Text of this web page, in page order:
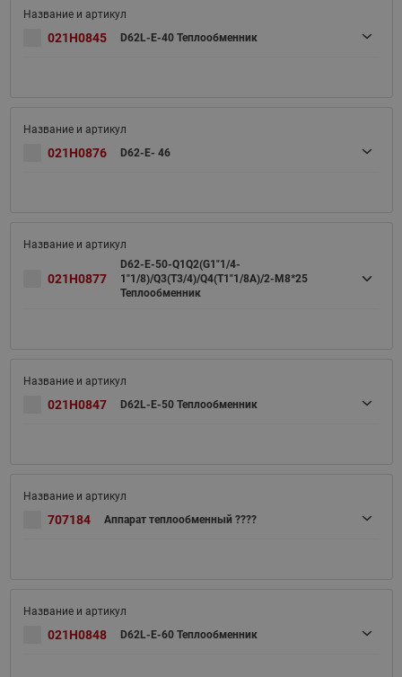
021H0845 D62L-E-40 Теплообменник
021H0876 D62-E- 46
021H0877
D62-E-50-Q1Q2(G1"1/4-
1"1/8)/Q3(T3/4)/Q4(T1"1/8A)/2-M8*25
Теплообменник
021H0847 D62L-E-50 Теплообменник
707184 Аппарат теплообменный ????
021H0848 D62L-E-60 Теплообменник